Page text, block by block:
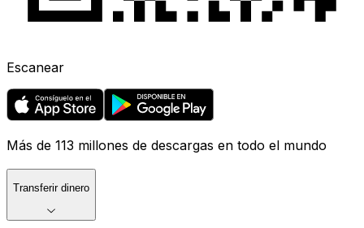
Escanear
Más de 113 millones de descargas en todo el mundo
Transferir dinero